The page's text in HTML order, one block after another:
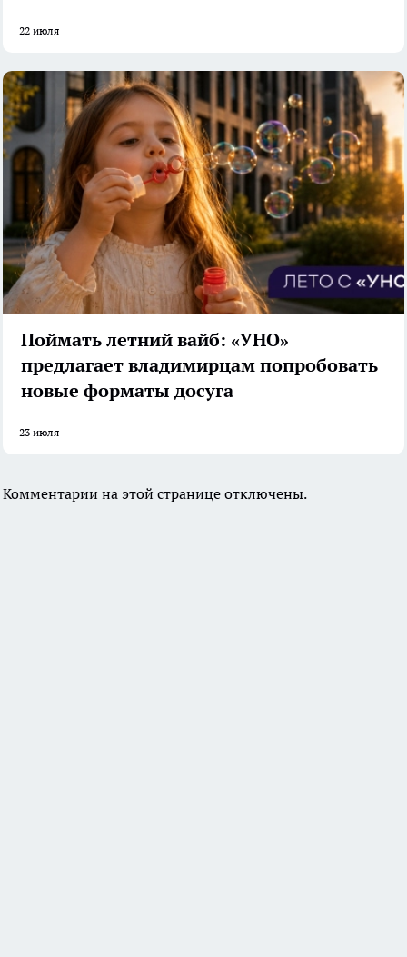
22 июля
Поймать летний вайб: «УНО»
предлагает владимирцам попробовать
новые форматы досуга
23 июля
Комментарии на этой странице отключены.